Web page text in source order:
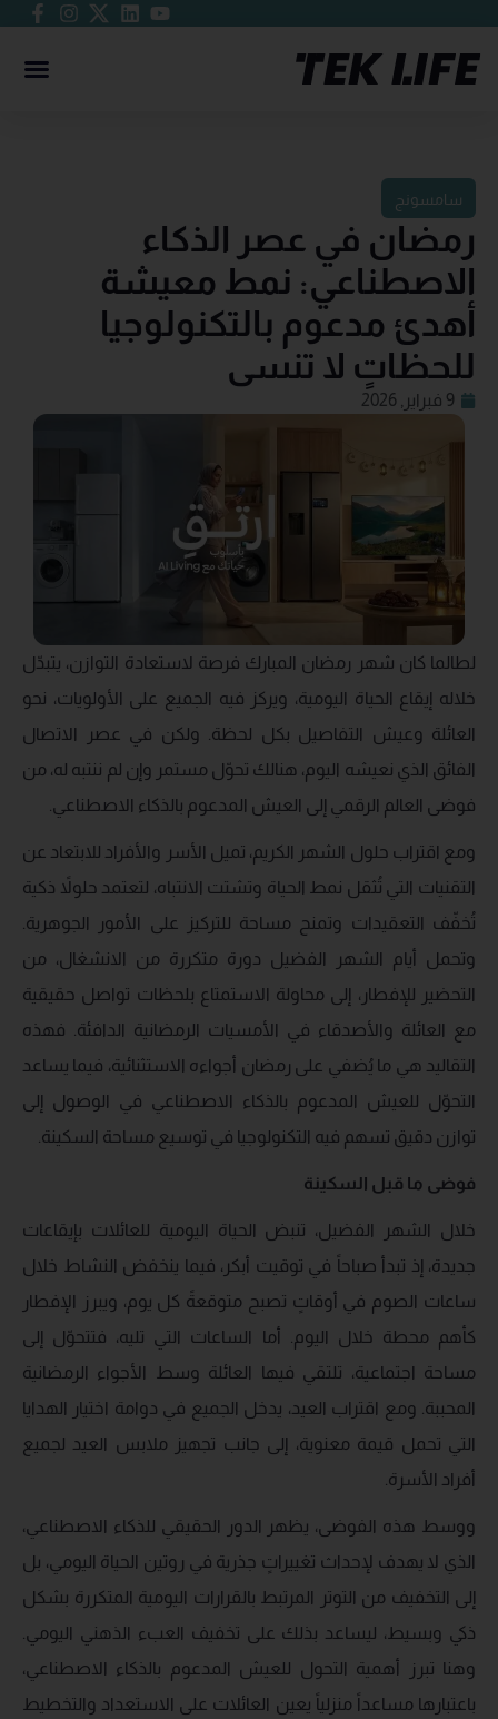
سامسونج
رمضان في عصر الذكاء
الاصطناعي: نمط معيشة
أهدئ مدعوم بالتكنولوجيا
للحظاتٍ لا تنسى
9 فبراير, 2026
لطالما كان شهر رمضان المبارك فرصة لاستعادة التوازن، يتبدّل
خلاله إيقاع الحياة اليومية، ويركز فيه الجميع على الأولويات، نحو
العائلة وعيش التفاصيل بكل لحظة. ولكن في عصر الاتصال
الفائق الذي نعيشه اليوم، هنالك تحوّل مستمر وإن لم ننتبه له، من
فوضى العالم الرقمي إلى العيش المدعوم بالذكاء الاصطناعي.
ومع اقتراب حلول الشهر الكريم، تميل الأسر والأفراد للابتعاد عن
التقنيات التي تُثقل نمط الحياة وتشتت الانتباه، لتعتمد حلولاً ذكية
تُخفّف التعقيدات وتمنح مساحة للتركيز على الأمور الجوهرية.
وتحمل أيام الشهر الفضيل دورة متكررة من الانشغال، من
التحضير للإفطار، إلى محاولة الاستمتاع بلحظات تواصل حقيقية
مع العائلة والأصدقاء في الأمسيات الرمضانية الدافئة. فهذه
التقاليد هي ما يُضفي على رمضان أجواءه الاستثنائية، فيما يساعد
التحوّل للعيش المدعوم بالذكاء الاصطناعي في الوصول إلى
توازن دقيق تسهم فيه التكنولوجيا في توسيع مساحة السكينة.
فوضى ما قبل السكينة
خلال الشهر الفضيل، تنبض الحياة اليومية للعائلات بإيقاعات
جديدة، إذ تبدأ صباحاً في توقيت أبكر، فيما ينخفض النشاط خلال
ساعات الصوم في أوقاتٍ تصبح متوقعةً كل يوم، ويبرز الإفطار
كأهم محطة خلال اليوم. أما الساعات التي تليه، فتتحوّل إلى
مساحة اجتماعية، تلتقي فيها العائلة وسط الأجواء الرمضانية
المحببة. ومع اقتراب العيد، يدخل الجميع في دوامة اختيار الهدايا
التي تحمل قيمة معنوية، إلى جانب تجهيز ملابس العيد لجميع
أفراد الأسرة.
ووسط هذه الفوضى، يظهر الدور الحقيقي للذكاء الاصطناعي،
الذي لا يهدف لإحداث تغييراتٍ جذرية في روتين الحياة اليومي، بل
إلى التخفيف من التوتر المرتبط بالقرارات اليومية المتكررة بشكل
ذكي وبسيط، ليساعد بذلك على تخفيف العبء الذهني اليومي.
وهنا تبرز أهمية التحول للعيش المدعوم بالذكاء الاصطناعي،
باعتبارها مساعداً منزلياً يعين العائلات على الاستعداد والتخطيط